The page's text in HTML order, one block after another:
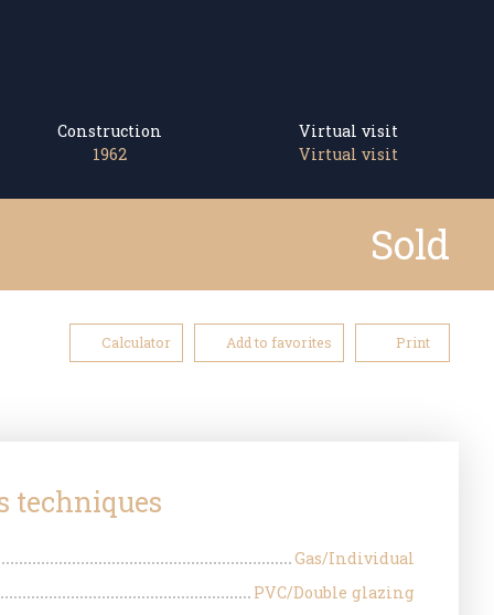
Construction
1962
Virtual visit
Virtual visit
Sold
Calculator Add to favorites Print
techniques
Gas/Individual
PVC/Double glazing